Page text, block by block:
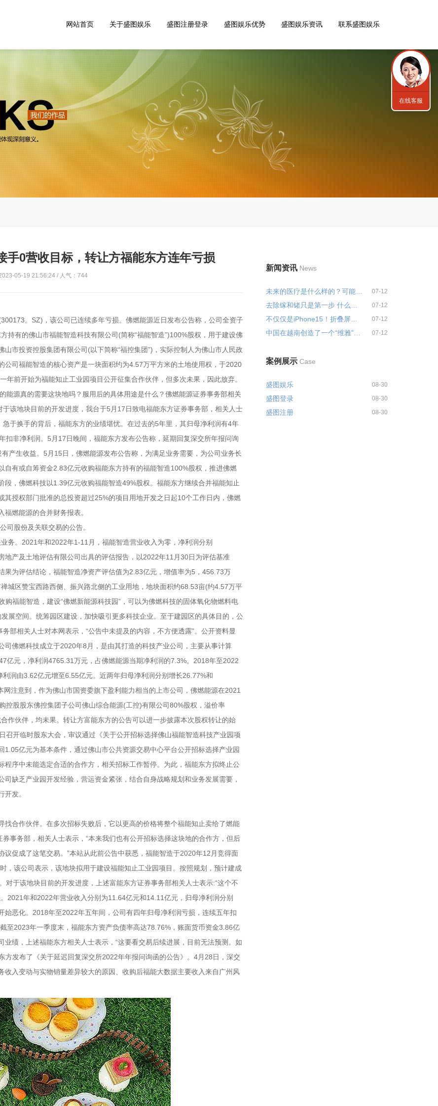
网站首页 关于盛图娱乐 盛图注册登录 盛图娱乐优势 盛图娱乐资讯 联系盛图娱乐
手0营收目标，转让方福能东方连年亏损
05-19 21:56:24 / 人气：744
。SZ)，该公司已连续多年亏损。佛燃能源近日发布公告称，公司全资子
持有的佛山市福能智造科技有限公司(简称“福能智造”)100%股权，用于建设佛
市投资控股集团有限公司(以下简称“福控集团”)，实际控制人为佛山市人民政
司福能智造的核心资产是一块面积约为4.57万平方米的土地使用权，于2020
前开始为福能知止工业园项目公开征集合作伙伴，但多次未果，因此放弃。
能源真的需要这块地吗？服用后的具体用途是什么？佛燃能源证券事务部相关
该地块目前的开发进度，我台于5月17日致电福能东方证券事务部，相关人士
于换手的背后，福能东方的业绩堪忧。在过去的5年里，其归母净利润有4年
非净利润。5月17日晚间，福能东方发布公告称，延期回复深交所年报问询
产生收益。5月15日，佛燃能源发布公告称，为满足业务需要，为公司业务长
有或自筹资金2.83亿元收购福能东方持有的福能智造100%股权，推进佛燃
，佛燃科技以1.39亿元收购福能智造49%股权。福能东方继续合并福能知止
授权部门批准的总投资超过25%的项目用地开发之日起10个工作日内，佛燃
燃能源的合并财务报表。
司股份及关联交易的公告。
务。2021年和2022年1-11月，福能智造营业收入为零，净利润分别
产及土地评估有限公司出具的评估报告，以2022年11月30日为评估基准
果为评估结论，福能智造净资产评估值为2.83亿元，增值率为5，456.73万
城区赞宝西路西侧、振兴路北侧的工业用地，地块面积约68.53亩(约4.57万平
购福能智造，建设“佛燃新能源科技园”，可以为佛燃科技的固体氧化物燃料电
展空间。统筹园区建设，加快吸引更多科技企业。至于建园区的具体目的，公
部相关人士对本网表示，“公告中未提及的内容，不方便透露”。公开资料显
佛燃科技成立于2020年8月，是由其打造的科技产业公司，主要从事计算
亿元，净利润4765.31万元，占佛燃能源当期净利润的7.3%。2018年至2022
润由3.62亿元增至6.55亿元。近两年归母净利润分别增长26.77%和
注意到，作为佛山市国资委旗下盈利能力相当的上市公司，佛燃能源在2021
控股股东佛控集团子公司佛山综合能源(工控)有限公司80%股权，溢价率
作伙伴，均未果。转让方富能东方的公告可以进一步披露本次股权转让的始
开临时股东大会，审议通过《关于公开招标选择佛山福能智造科技产业园项
亿元为基本条件，通过佛山市公共资源交易中心平台公开招标选择产业园
序中未能选定合适的合作方，相关招标工作暂停。为此，福能东方拟终止公
缺乏产业园开发经验，营运资金紧张，结合自身战略规划和业务发展需要，
发。
合作伙伴。在多次招标失败后，它以更高的价格将整个福能知止卖给了燃能
事务部，相关人士表示，“本来我们也有公开招标选择这块地的合作方，但后
促成了这笔交易。”本站从此前公告中获悉，福能智造于2020年12月竞得面
，该公司表示，该地块拟用于建设福能知止工业园项目。按照规划，预计建成
于该地块目前的开发进度，上述富能东方证券事务部相关人士表示:“这个不
2021年和2022年营业收入分别为11.64亿元和14.11亿元，归母净利润分别
恶化。2018年至2022年五年间，公司有四年归母净利润亏损，连续五年扣
至2023年一季度末，福能东方资产负债率高达78.76%，账面货币资金3.86亿
绩，上述福能东方相关人士表示，“这要看交易后续进展，目前无法预测。如
方发布了《关于延迟回复深交所2022年年报问询函的公告》。4月28日，深交
入变动与实物销量差异较大的原因、收购后福能大数据主要收入来自广州风
新闻资讯 News
未来的医疗是什么样的？可能不会... 07-12
07-12
不仅仅是iPhone15！折叠屏也应该... 07-12
中国在越南创造了一个“维雅”？... 07-12
案例展示 Case
盛图娱乐 08-30
盛图登录 08-30
盛图注册 08-30
在线客服